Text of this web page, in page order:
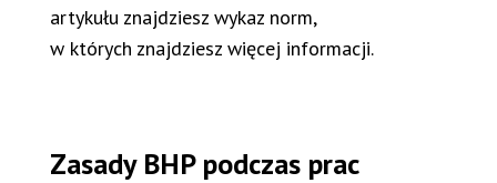
artykułu znajdziesz wykaz norm,
w których znajdziesz więcej informacji.
Zasady BHP podczas prac